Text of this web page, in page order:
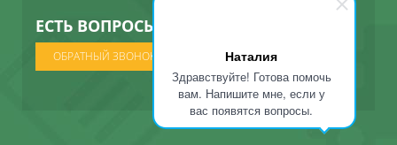
Наталия
Здравствуйте! Готова помочь
вам. Напишите мне, если у
вас появятся вопросы.
ЕСТЬ ВОПРОСЫ ? МЫ ПОЗВОНИМ
ОБРАТНЫЙ ЗВОНОК